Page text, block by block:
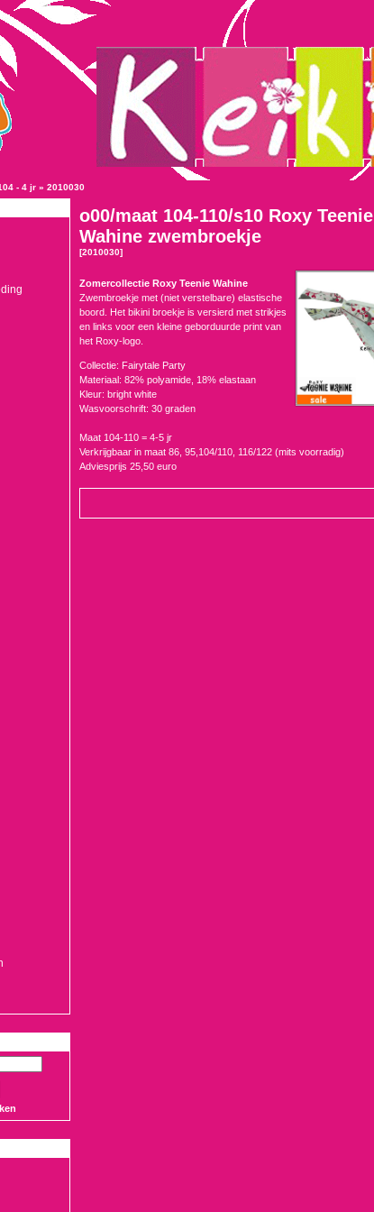
- 4 jr » 2010030
o00/maat 104-110/s10 Roxy Teenie
Wahine zwembroekje
[2010030]
Zomercollectie Roxy Teenie Wahine
Zwembroekje met (niet verstelbare) elastische
boord. Het bikini broekje is versierd met strikjes
en links voor een kleine geborduurde print van
het Roxy-logo.
Collectie: Fairytale Party
Materiaal: 82% polyamide, 18% elastaan
Kleur: bright white
Wasvoorschrift: 30 graden
Maat 104-110 = 4-5 jr
Verkrijgbaar in maat 86, 95,104/110, 116/122 (mits voorradig)
Adviesprijs 25,50 euro